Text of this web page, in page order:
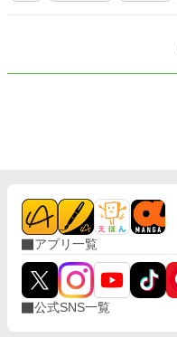
アプリ一覧
公式SNS一覧